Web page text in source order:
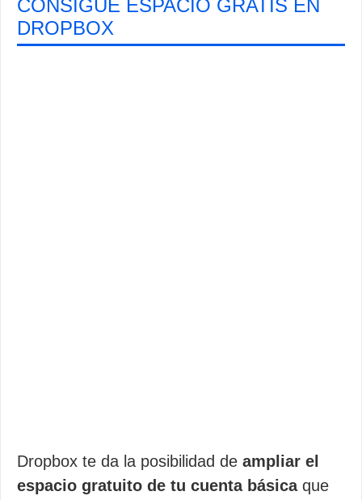
CONSIGUE ESPACIO GRATIS EN
DROPBOX
Dropbox te da la posibilidad de ampliar el
espacio gratuito de tu cuenta básicaque